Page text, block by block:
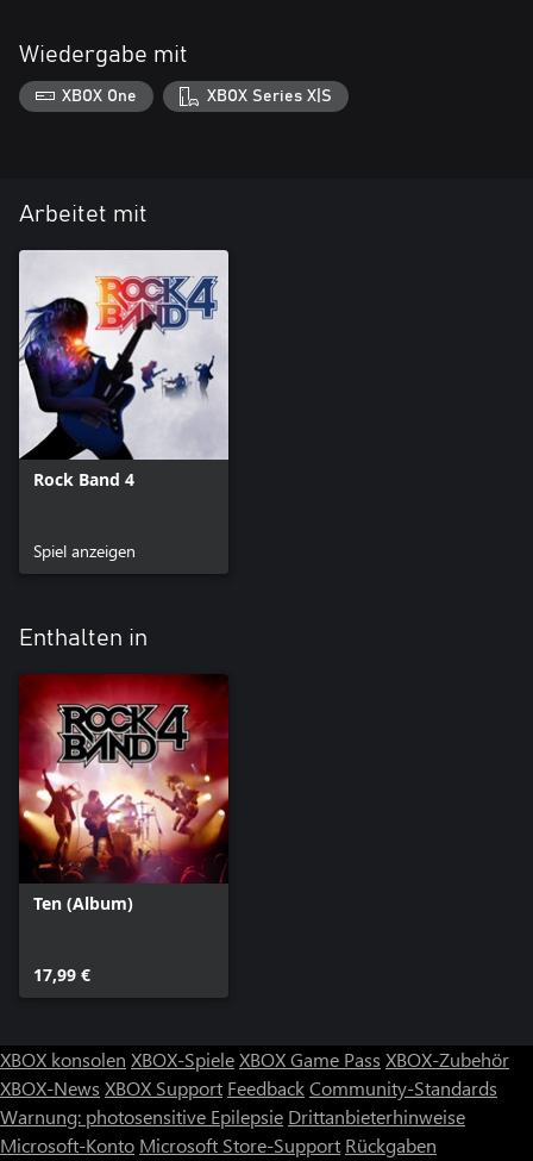
Wiedergabe mit
XBOX One XBOX Series X|S
Arbeitet mit
Rock Band 4
Spiel anzeigen
Enthalten in
Ten (Album)
17,99 €
XBOX konsolen XBOX-SpieleXBOX Game Pass XBOX-Zubehör
XBOX-News XBOX Support FeedbackCommunity-Standards
Warnung: photosensitive Epilepsie Drittanbieterhinweise
Microsoft-Konto Microsoft Store-Support Rückgaben